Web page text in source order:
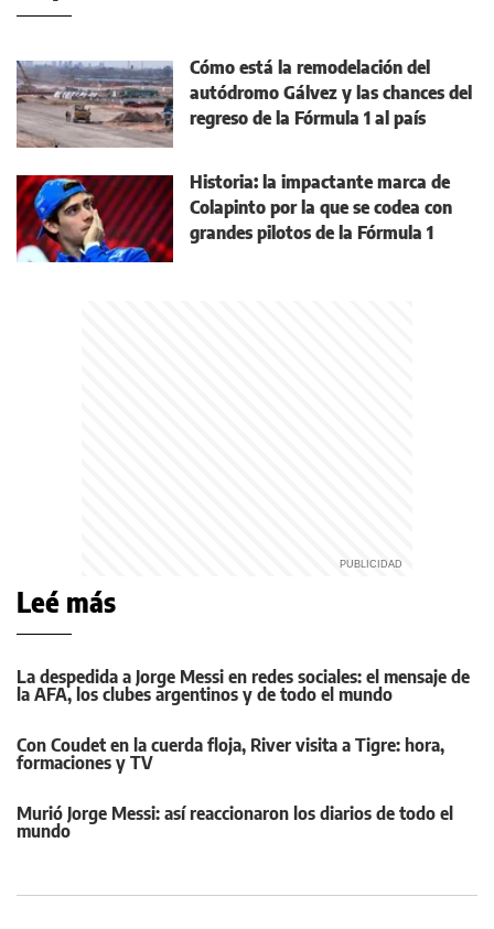
Cómo está la remodelación del
autódromo Gálvez y las chances del
regreso de la Fórmula 1 al país
Historia: la impactante marca de
Colapinto por la que se codea con
grandes pilotos de la Fórmula 1
Leé más
La despedida a Jorge Messi en redes sociales: el mensaje de
la AFA, los clubes argentinos y de todo el mundo
Con Coudet en la cuerda floja, River visita a Tigre: hora,
formaciones y TV
Murió Jorge Messi: así reaccionaron los diarios de todo el
mundo